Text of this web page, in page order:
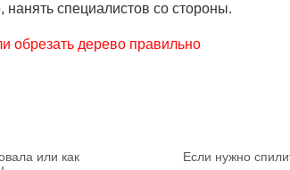
нанять специалистов со стороны.
обрезать дерево правильно
или как
Если нужно